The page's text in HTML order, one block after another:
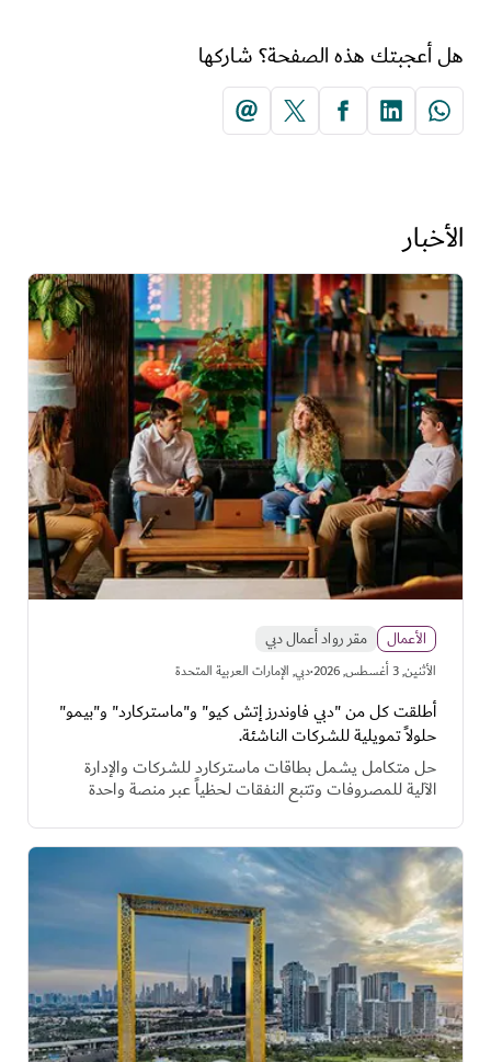
هل أعجبتك هذه الصفحة؟ شاركها
الأخبار
الأعمال مقر رواد أعمال دبي
اﻷثنين, 3 أغسطس, 2026 ·دبي, الإمارات العربية المتحدة
أطلقت كل من "دبي فاوندرز إتش كيو" و"ماستركارد" و"بيمو"
حلولاً تمويلية للشركات الناشئة.
حل متكامل يشمل بطاقات ماستركارد للشركات والإدارة
الآلية للمصروفات وتتبع النفقات لحظياً عبر منصة واحدة